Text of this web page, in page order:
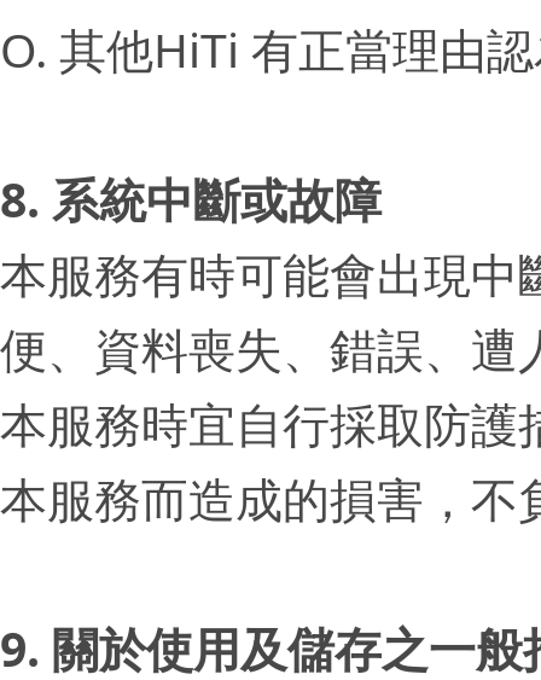
O. 其他HiTi 有正當理由
8. 系統中斷或故障
本服務有時可能會出現
便、資料喪失、錯誤、
本服務時宜自行採取防
本服務而造成的損害，不
9. 關於使用及儲存之一般